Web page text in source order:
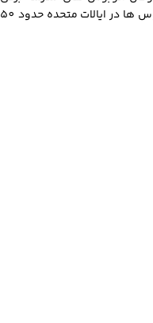
شود، انتشار گازهای گلخانه ای از همه اتوبوس ها در ایالات متحده حدود 50